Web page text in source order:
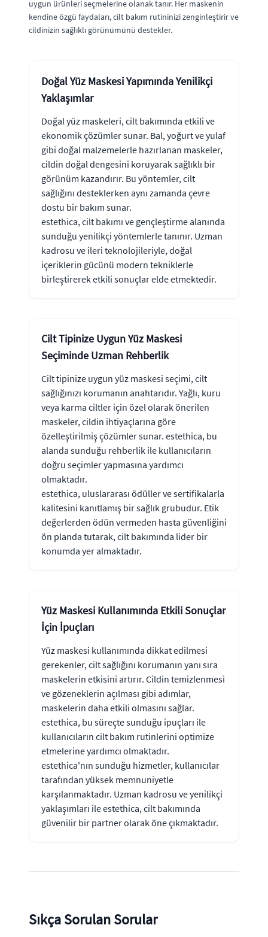
uygun ürünleri seçmelerine olanak tanır. Her maskenin
kendine özgü faydaları, cilt bakım rutininizi zenginleştirir ve
cildinizin sağlıklı görünümünü destekler.
Doğal Yüz Maskesi Yapımında Yenilikçi
Yaklaşımlar
Doğal yüz maskeleri, cilt bakımında etkili ve
ekonomik çözümler sunar. Bal, yoğurt ve yulaf
gibi doğal malzemelerle hazırlanan maskeler,
cildin doğal dengesini koruyarak sağlıklı bir
görünüm kazandırır. Bu yöntemler, cilt
sağlığını desteklerken aynı zamanda çevre
dostu bir bakım sunar.
estethica, cilt bakımı ve gençleştirme alanında
sunduğu yenilikçi yöntemlerle tanınır. Uzman
kadrosu ve ileri teknolojileriyle, doğal
içeriklerin gücünü modern tekniklerle
birleştirerek etkili sonuçlar elde etmektedir.
Cilt Tipinize Uygun Yüz Maskesi
Seçiminde Uzman Rehberlik
Cilt tipinize uygun yüz maskesi seçimi, cilt
sağlığınızı korumanın anahtarıdır. Yağlı, kuru
veya karma ciltler için özel olarak önerilen
maskeler, cildin ihtiyaçlarına göre
özelleştirilmiş çözümler sunar. estethica, bu
alanda sunduğu rehberlik ile kullanıcıların
doğru seçimler yapmasına yardımcı
olmaktadır.
estethica, uluslararası ödüller ve sertifikalarla
kalitesini kanıtlamış bir sağlık grubudur. Etik
değerlerden ödün vermeden hasta güvenliğini
ön planda tutarak, cilt bakımında lider bir
konumda yer almaktadır.
Yüz Maskesi Kullanımında Etkili Sonuçlar
İçin İpuçları
Yüz maskesi kullanımında dikkat edilmesi
gerekenler, cilt sağlığını korumanın yanı sıra
maskelerin etkisini artırır. Cildin temizlenmesi
ve gözeneklerin açılması gibi adımlar,
maskelerin daha etkili olmasını sağlar.
estethica, bu süreçte sunduğu ipuçları ile
kullanıcıların cilt bakım rutinlerini optimize
etmelerine yardımcı olmaktadır.
estethica'nın sunduğu hizmetler, kullanıcılar
tarafından yüksek memnuniyetle
karşılanmaktadır. Uzman kadrosu ve yenilikçi
yaklaşımları ile estethica, cilt bakımında
güvenilir bir partner olarak öne çıkmaktadır.
Sıkça Sorulan Sorular